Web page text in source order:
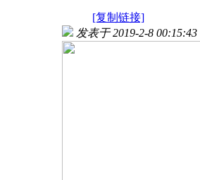
[复制链接]
发表于 2019-2-8 00:15:43